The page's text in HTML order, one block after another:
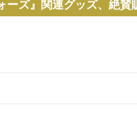
ーズ』関連グッズ、絶賛